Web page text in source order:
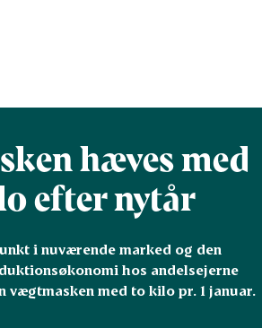
hæves med
efter nytår
i nuværende marked og den
hos andelsejerne
vægtmasken med to kilo pr. 1 januar.